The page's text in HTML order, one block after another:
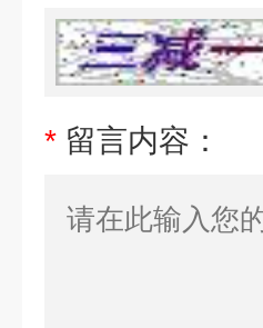
* 留言内容：